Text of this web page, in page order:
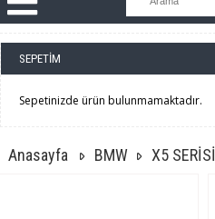
SEPETIM
Sepetinizde ürün bulunmamaktadır.
Anasayfa BMW X5 SERİSİ